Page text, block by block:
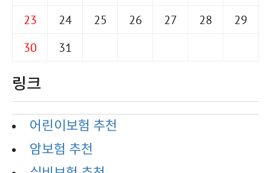
23
24 25 26 27 28
29
30
31
링크
어린이보험 추천
암보험 추천